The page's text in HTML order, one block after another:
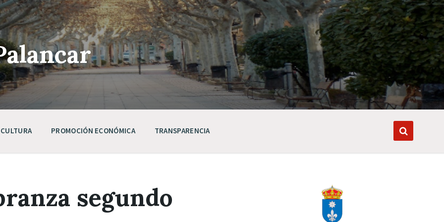
CULTURA PROMOCIÓN ECONÓMICA TRANSPARENCIA
segundo